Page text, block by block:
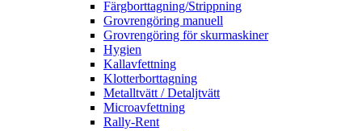
Färgborttagning/Strippning
Grovrengöring manuell
Grovrengöring för skurmaskiner
Hygien
Kallavfettning
Klotterborttagning
Metalltvätt / Detaljtvätt
Microavfettning
Rally-Rent